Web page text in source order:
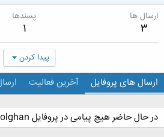
ارسال ها
3
پسندها
1
پیدا کردن
ارسال های پروفایل آخرین فعالیت
در حال حاضر هیچ پیامی در پروفایل zbolghan نیست.